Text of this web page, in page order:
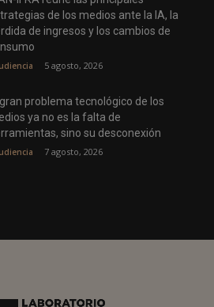
de los medios ante la IA, la
de ingresos y los cambios de
5 agosto, 2026
gran problema tecnológico de los
ya no es la falta de
sino su desconexión
7 agosto, 2026